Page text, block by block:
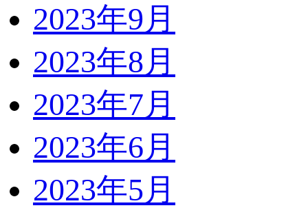
2023年9月
2023年8月
2023年7月
2023年6月
2023年5月